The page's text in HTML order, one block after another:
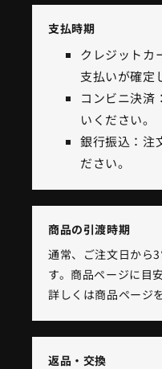
支払時期
クレジットカ
支払いが確定
コンビニ決済
いください。
銀行振込：注
ださい。
商品の引渡時期
通常、ご注文日から
す。商品ページに目
詳しくは商品ページ
返品・交換